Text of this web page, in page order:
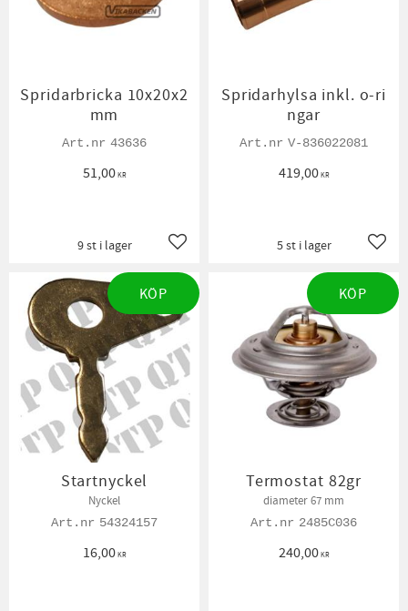
Spridarbricka 10x20x2
mm
43636
51,00KR
Lägg till i favoriter
9 st i lager
Spridarhylsa inkl. o-ri
ngar
V-836022081
419,00KR
5 st i lager
Startnyckel
Nyckel
54324157
16,00KR
KÖP
Termostat 82gr
diameter 67 mm
2485C036
240,00KR
KÖP